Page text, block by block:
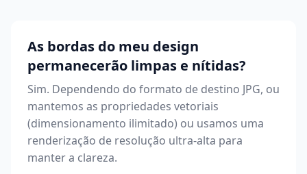
As bordas do meu design
permanecerão limpas e nítidas?
Sim. Dependendo do formato de destino JPG, ou
mantemos as propriedades vetoriais
(dimensionamento ilimitado) ou usamos uma
renderização de resolução ultra-alta para
manter a clareza.